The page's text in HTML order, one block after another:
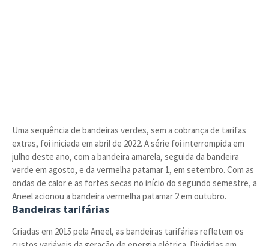
Uma sequência de bandeiras verdes, sem a cobrança de tarifas
extras, foi iniciada em abril de 2022. A série foi interrompida em
julho deste ano, com a bandeira amarela, seguida da bandeira
verde em agosto, e da vermelha patamar 1, em setembro. Com as
ondas de calor e as fortes secas no início do segundo semestre, a
Aneel acionou a bandeira vermelha patamar 2 em outubro.
Bandeiras tarifárias
Criadas em 2015 pela Aneel, as bandeiras tarifárias refletem os